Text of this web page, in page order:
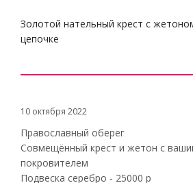
Золотой нательный крест с
цепочке
10 октября 2022
Православный оберег
Совмещённый крест и жетон с
покровителем
Подвеска серебро - 25000 р